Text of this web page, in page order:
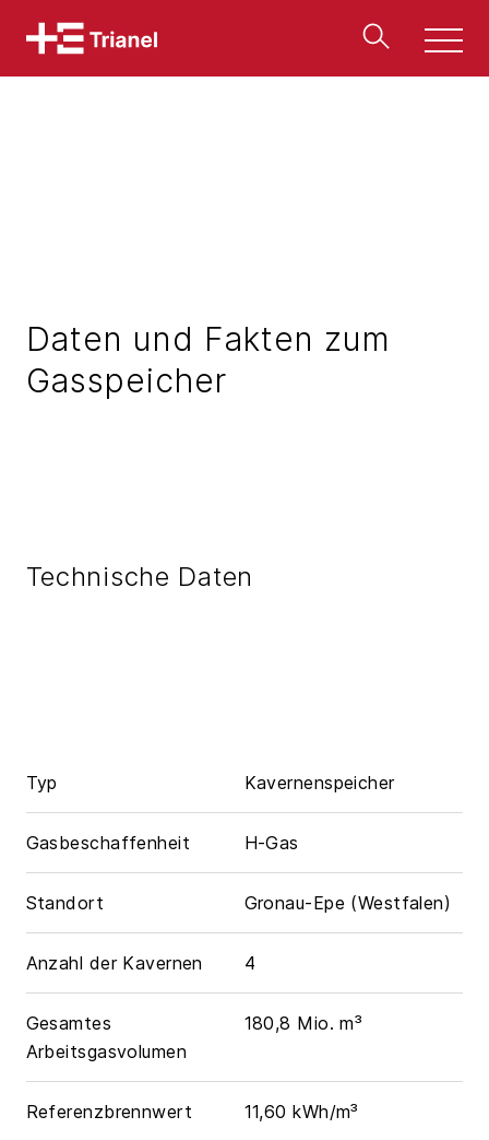
Men
Daten und Fakten zum
Gasspeicher
Technische Daten
Typ Kavernenspeicher
Gasbeschaffenheit H-Gas
Standort Gronau-Epe (Westfalen)
Anzahl der Kavernen 4
Gesamtes
Arbeitsgasvolumen
180,8 Mio. m³
Referenzbrennwert 11,60 kWh/m³